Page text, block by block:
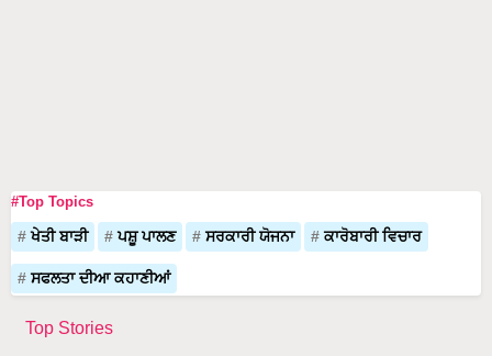
#Top Topics
ਖੇਤੀ ਬਾੜੀ ਪਸ਼ੂ ਪਾਲਣ ਸਰਕਾਰੀ ਯੋਜਨਾ ਕਾਰੋਬਾਰੀ ਵਿਚਾਰ
ਸਫਲਤਾ ਦੀਆ ਕਹਾਣੀਆਂ
Top Stories